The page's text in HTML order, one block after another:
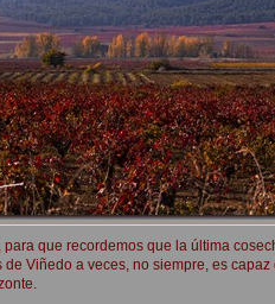
para que recordemos que la última
Viñedo a veces, no siempre, es